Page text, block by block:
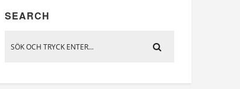
SEARCH